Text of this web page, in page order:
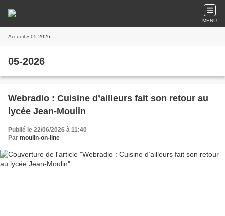
MENU
Accueil » 05-2026
05-2026
Webradio : Cuisine d’ailleurs fait son retour au
lycée Jean-Moulin
Publié le 22/06/2026 à 11:40
Par moulin-on-line